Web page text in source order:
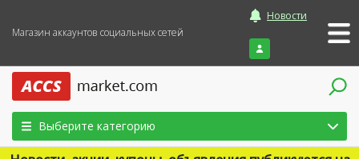
Магазин аккаунтов социальных сетей
Новости
Войти
Выберите категорию